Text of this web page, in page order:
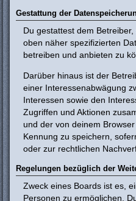
Gestattung der
Du gestattest dem
oben näher spezifizierten
betreiben und anbieten zu
Darüber hinaus ist der
einer Interessenabwägung
Interessen sowie den
Zugriffen und Aktionen
und der von deinem
Kennung zu speichern,
oder zur rechtlichen
Regelungen bezüglich der
Zweck eines Boards ist es,
Personen zu ermöglichen.